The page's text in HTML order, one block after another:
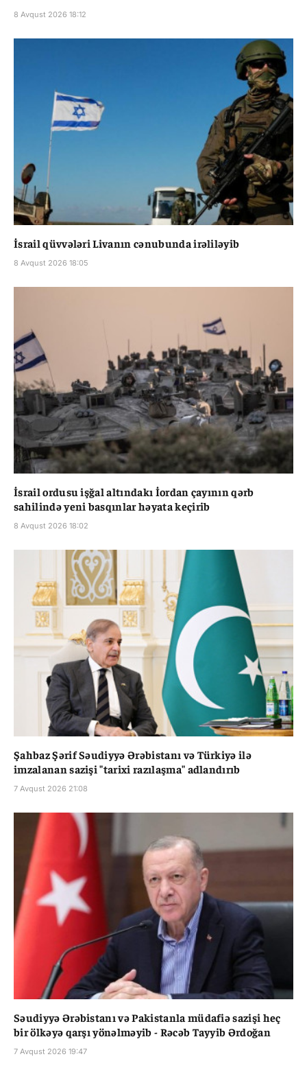
8 Avqust 2026 18:12
İsrail qüvvələri Livanın cənubunda irəliləyib
8 Avqust 2026 18:05
İsrail ordusu işğal altındakı İordan çayının qərb
sahilində yeni basqınlar həyata keçirib
8 Avqust 2026 18:02
Şahbaz Şərif Səudiyyə Ərəbistanı və Türkiyə ilə
imzalanan sazişi "tarixi razılaşma" adlandırıb
7 Avqust 2026 21:08
Səudiyyə Ərəbistanı və Pakistanla müdafiə sazişi heç
bir ölkəyə qarşı yönəlməyib - Rəcəb Tayyib Ərdoğan
7 Avqust 2026 19:47